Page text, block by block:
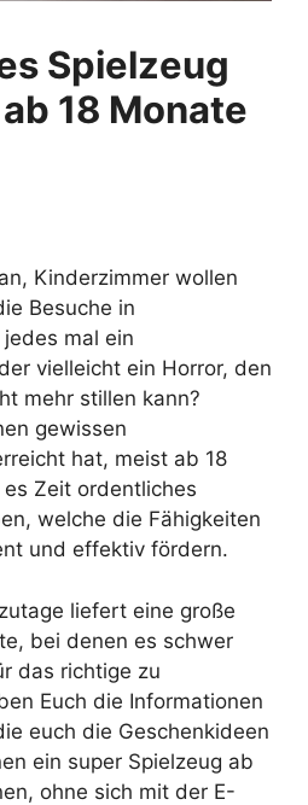
Spielzeug
18 Monate
Kinderzimmer wollen
Besuche in
mal ein
vielleicht ein Horror, den
mehr stillen kann?
gewissen
hat, meist ab 18
Zeit ordentliches
welche die Fähigkeiten
und effektiv fördern.
liefert eine große
bei denen es schwer
das richtige zu
Euch die Informationen
euch die Geschenkideen
ein super Spielzeug ab
ohne sich mit der E-